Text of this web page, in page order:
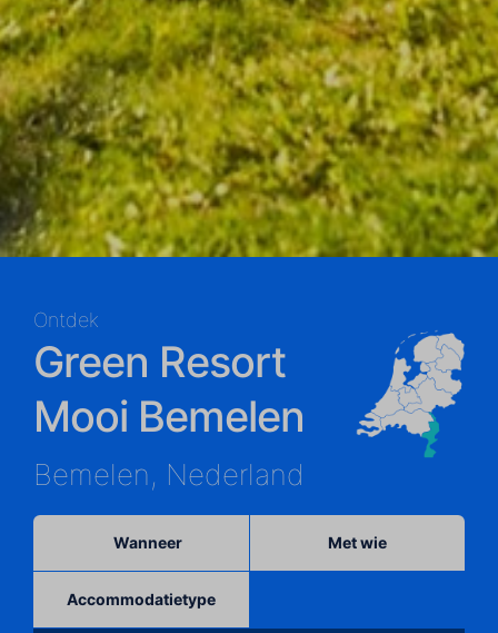
Ontdek
Green Resort
Mooi Bemelen
Bemelen, Nederland
Wanneer Met wie
Accommodatietype